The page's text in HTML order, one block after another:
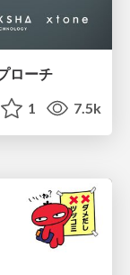
ローチ
1 7.5k